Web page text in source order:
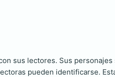
sus lectores. Sus
pueden identificarse.